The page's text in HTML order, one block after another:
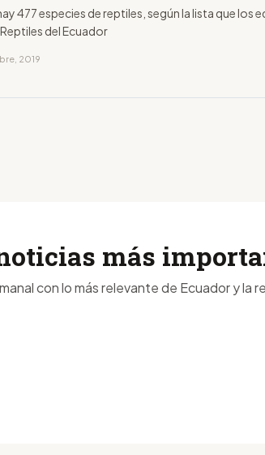
477 especies de reptiles, según la lista que los
del Ecuador
2019
más
con lo más relevante de Ecuador y la